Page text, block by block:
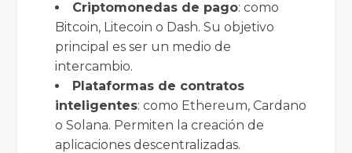
Criptomonedas de pago: como
Bitcoin, Litecoin o Dash. Su objetivo
principal es ser un medio de
intercambio.
Plataformas de contratos
inteligentes: como Ethereum, Cardano
o Solana. Permiten la creación de
aplicaciones descentralizadas.